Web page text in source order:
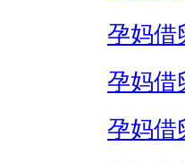
孕妈借
孕妈借
孕妈借